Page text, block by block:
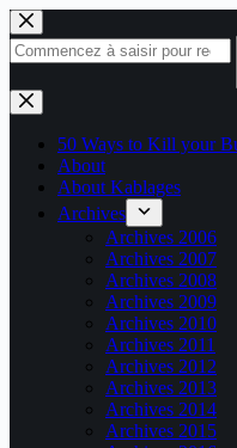
Passer
au
contenu
Aucun
résultat
50 Ways to Kill your
About
About Kablages
Archives
Archives 2006
Archives 2007
Archives 2008
Archives 2009
Archives 2010
Archives 2011
Archives 2012
Archives 2013
Archives 2014
Archives 2015